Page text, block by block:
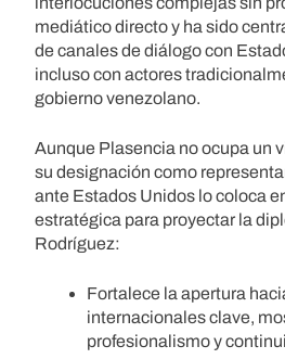
mediático directo y ha sido
de canales de diálogo con
incluso con actores
gobierno venezolano.
Aunque Plasencia no ocupa un
su designación como
ante Estados Unidos lo coloca
estratégica para proyectar la
Rodríguez:
Fortalece la apertura
internacionales clave,
profesionalismo y